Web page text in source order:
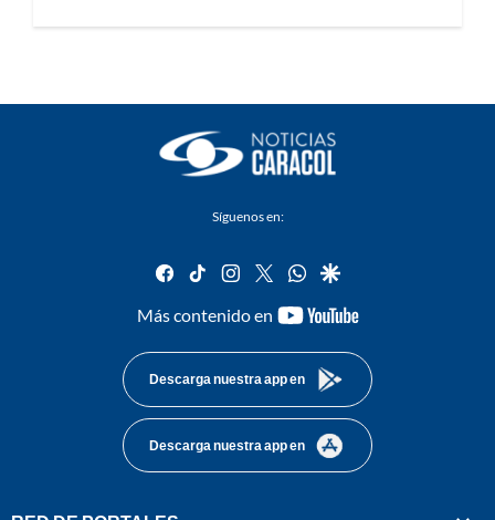
Síguenos en:
facebook
tiktok instagram
twitterwhatsapp
google
Más contenido en
youtube-
Descarga nuestra app en
Descarga nuestra app en